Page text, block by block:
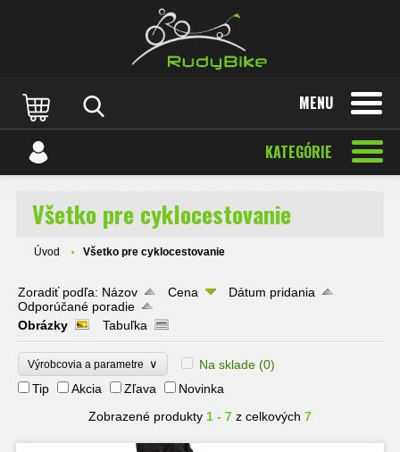
MENU
KATEGÓRIE
Všetko pre cyklocestovanie
Úvod Všetko pre cyklocestovanie
Zoradiť podľa: Názov Cena
Dátum pridania
Odporúčané poradie
Obrázky
Tabuľka
Výrobcovia a parametre ∨ Na sklade (0)
Tip
Akcia Zľava
Novinka
Zobrazené produkty 1 - 7 z celkových 7